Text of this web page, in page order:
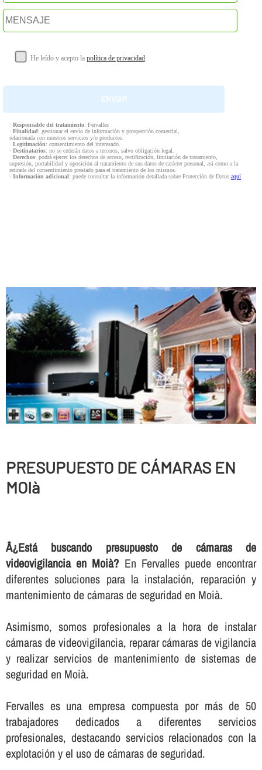
He leído y acepto la política de privacidad.
· Responsable del tratamiento: Fervalles
· Finalidad: gestionar el envío de información y prospección comercial,
relacionada con nuestros servicios y/o productos.
· Legitimación: consentimiento del interesado.
· Destinatarios: no se cederán datos a terceros, salvo obligación legal.
· Derechos: podrá ejercer los derechos de acceso, rectificación, limitación de tratamiento,
supresión, portabilidad y oposición al tratamiento de sus datos de carácter personal, así como a la
retirada del consentimiento prestado para el tratamiento de los mismos.
· Información adicional: puede consultar la información detallada sobre Protección de Datos aquí.
PRESUPUESTO DE CÁMARAS EN
MOIà
Â¿Está buscando presupuesto de cámaras de
videovigilancia en Moià? En Fervalles puede encontrar
diferentes soluciones para la instalación, reparación y
mantenimiento de cámaras de seguridad en Moià.
Asimismo, somos profesionales a la hora de instalar
cámaras de videovigilancia, reparar cámaras de vigilancia
y realizar servicios de mantenimiento de sistemas de
seguridad en Moià.
Fervalles es una empresa compuesta por más de 50
trabajadores dedicados a diferentes servicios
profesionales, destacando servicios relacionados con la
explotación y el uso de cámaras de seguridad.